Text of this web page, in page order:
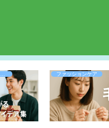
季節イベント・プレゼント ファッションケア